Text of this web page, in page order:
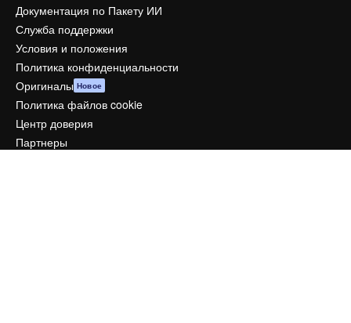
Документация по Пакету ИИ
Служба поддержки
Условия и положения
Политика конфиденциальности
Оригиналы Новое
Политика файлов cookie
Центр доверия
Партнеры